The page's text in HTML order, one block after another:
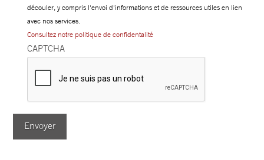
découler, y compris l'envoi d'informations et de ressources utiles en lien
avec nos services.
Consultez notre politique de confidentalité
CAPTCHA
Envoyer